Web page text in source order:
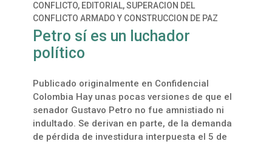
CONFLICTO, EDITORIAL,SUPERACION DEL
CONFLICTO ARMADO Y CONSTRUCCION DE PAZ
Petro sí es un luchador
político
Publicado originalmente en Confidencial
Colombia Hay unas pocas versiones de que el
senador Gustavo Petro no fue amnistiado ni
indultado. Se derivan en parte, de la demanda
de pérdida de investidura interpuesta el 5 de